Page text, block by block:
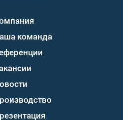
команда